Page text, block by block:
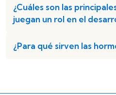
¿Cuáles son las
juegan un rol en el
¿Para qué sirven las